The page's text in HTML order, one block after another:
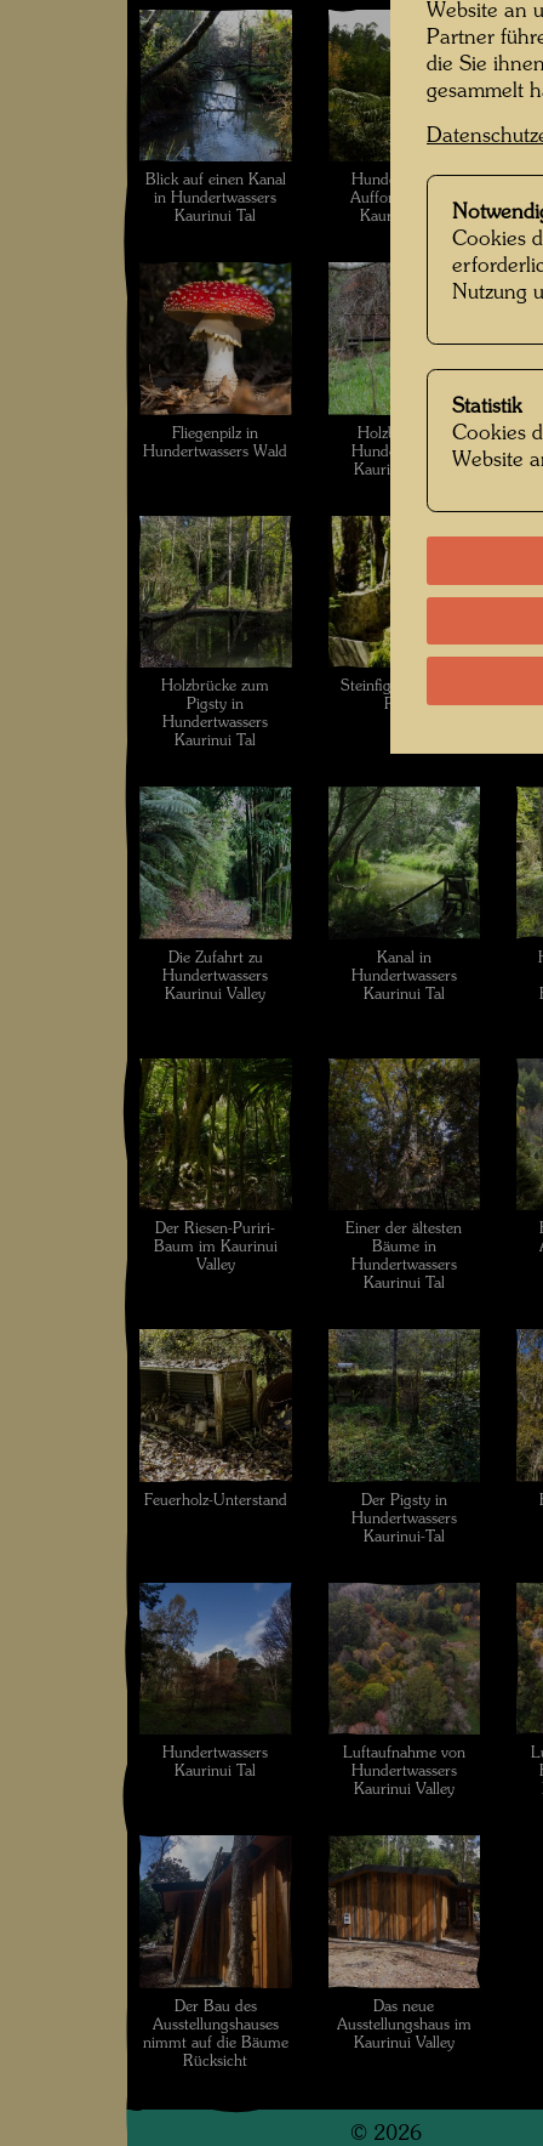
Blick auf einen Kanal
in Hundertwassers
Kaurinui Tal
Hundertwassers
Aufforstung des
Kaurinui-Tals
Fliegenpilz in
Hundertwassers Wald
Holzbrücke in
Hundertwassers
Kaurinui Valley
Holzbrücke zum
Pigsty in
Hundertwassers
Kaurinui Tal
Steinfigur vor dem
Pigsty
Die Zufahrt zu
Hundertwassers
Kaurinui Valley
Kanal in
Hundertwassers
Kaurinui Tal
Der Riesen-Puriri-
Baum im Kaurinui
Valley
Einer der ältesten
Bäume in
Hundertwassers
Kaurinui Tal
Feuerholz-Unterstand
Der Pigsty in
Hundertwassers
Kaurinui-Tal
Hundertwassers
Kaurinui Tal
Luftaufnahme von
Hundertwassers
Kaurinui Valley
Der Bau des
Ausstellungshauses
nimmt auf die Bäume
Rücksicht
Das neue
Ausstellungshaus im
Kaurinui Valley
© 2026
Website an
Partner
die Sie
gesammelt
Cookies
Nutzung
Statistik
Cookies
Website